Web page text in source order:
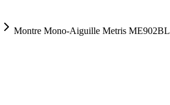
Montre Mono-Aiguille Metris ME902BL